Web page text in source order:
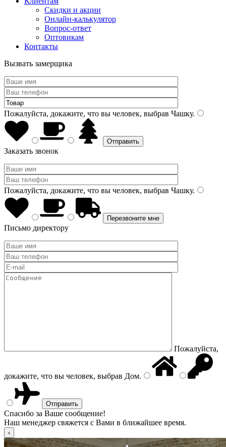
Скидки и акции
Онлайн-калькулятор
Вопрос-ответ
Оптовикам
Контакты
Вызвать замерщика
Пожалуйста, докажите, что вы человек, выбрав Чашку.
Заказать звонок
Пожалуйста, докажите, что вы человек, выбрав Чашку.
Письмо директору
Пожалуйста,
докажите, что вы человек, выбрав Дом.
Спасибо за Ваше сообщение!
Наш менеджер свяжется с Вами в ближайшее время.